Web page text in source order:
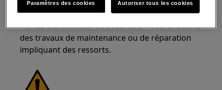
Portez des lunettes de sécurité si vous effectuez
des travaux de maintenance ou de réparation
impliquant des ressorts.
Paramètres des cookies Autoriser tous les cookies